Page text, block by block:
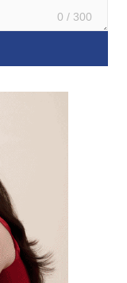
0 / 300